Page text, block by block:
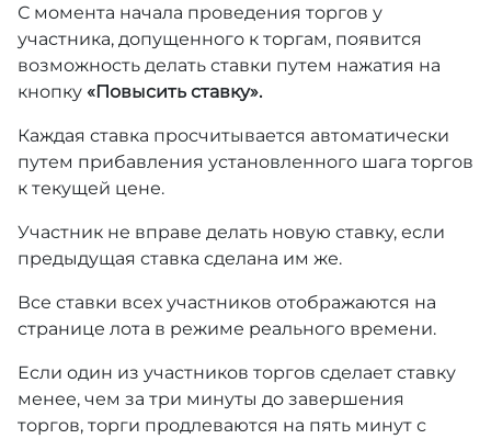
С момента начала проведения торгов у
участника, допущенного к торгам, появится
возможность делать ставки путем нажатия на
кнопку «Повысить ставку».
Каждая ставка просчитывается автоматически
путем прибавления установленного шага торгов
к текущей цене.
Участник не вправе делать новую ставку, если
предыдущая ставка сделана им же.
Все ставки всех участников отображаются на
странице лота в режиме реального времени.
Если один из участников торгов сделает ставку
менее, чем за три минуты до завершения
торгов, торги продлеваются на пять минут с